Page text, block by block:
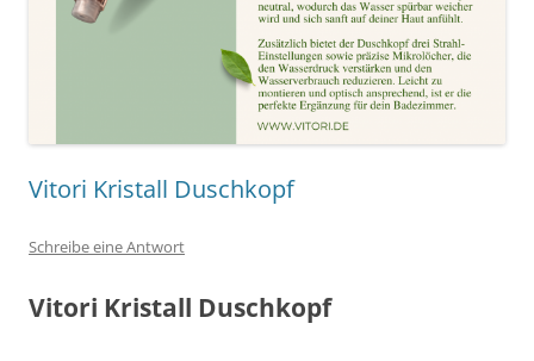
Vitori Kristall Duschkopf
Schreibe eine Antwort
Vitori Kristall Duschkopf